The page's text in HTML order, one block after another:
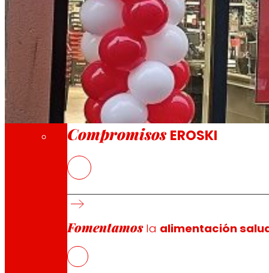
A través de nuestra Fundación impulsamos
Compromisos
Compromisos EROSKI
Fomentamosla alimentación
La nueva tienda franquiciada ofrece a los
EROSKI mantiene el ritmo de aperturas